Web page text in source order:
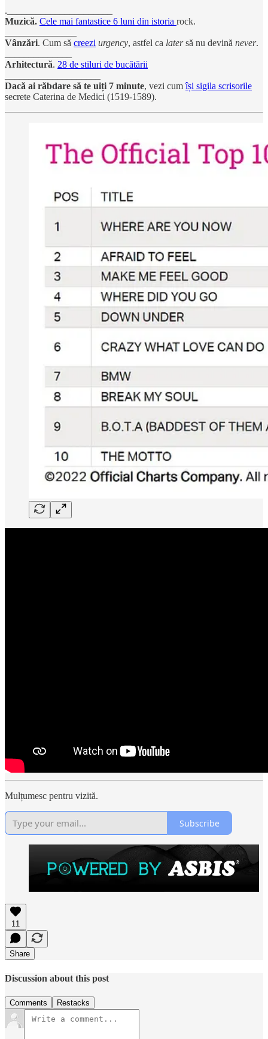
.______________________
Muzică. Cele mai fantastice 6 luni din istoria rock.
Vânzări. Cum să creezi urgency, astfel ca latersă nu devină never.
Arhitectură. 28 de stiluri de bucătării
Dacă ai răbdare să te uiți 7 minute, vezi cumîși sigila scrisorile
secrete Caterina de Medici (1519-1589).
Mulțumesc pentru vizită.
Subscribe
11
Share
Discussion about this post
Comments Restacks